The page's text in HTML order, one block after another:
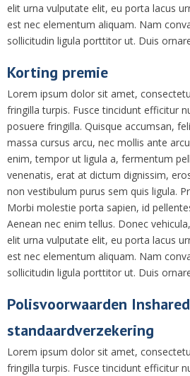
elit urna vulputate elit, eu porta lacus
est nec elementum aliquam. Nam
sollicitudin ligula porttitor ut. Duis
Korting premie
Lorem ipsum dolor sit amet,
fringilla turpis. Fusce tincidunt efficitur
posuere fringilla. Quisque accumsan,
massa cursus arcu, nec mollis ante
enim, tempor ut ligula a, fermentum
venenatis, erat at dictum dignissim,
non vestibulum purus sem quis ligula.
Morbi molestie porta sapien, id
Aenean nec enim tellus. Donec
elit urna vulputate elit, eu porta lacus
est nec elementum aliquam. Nam
sollicitudin ligula porttitor ut. Duis
Polisvoorwaarden Inshared
standaardverzekering
Lorem ipsum dolor sit amet,
fringilla turpis. Fusce tincidunt efficitur